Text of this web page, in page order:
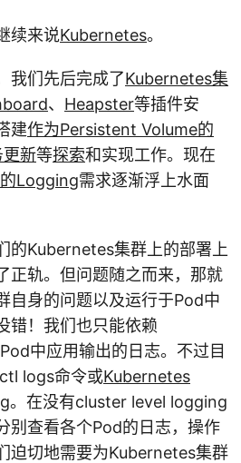
续来说Kubernetes。
我们先后完成了Kubernetes集
、 Heapster等插件安
建作为Persistent Volume的
更新等探索和实现工作。现在
Logging需求逐渐浮上水面
的Kubernetes集群上的部署上
正轨。但问题随之而来，那就
自身的问题以及运行于Pod中
错！我们也只能依赖
中应用输出的日志。不过目
logs命令或Kubernetes
。在没有cluster level logging
别查看各个Pod的日志，操作
迫切地需要为Kubernetes集群